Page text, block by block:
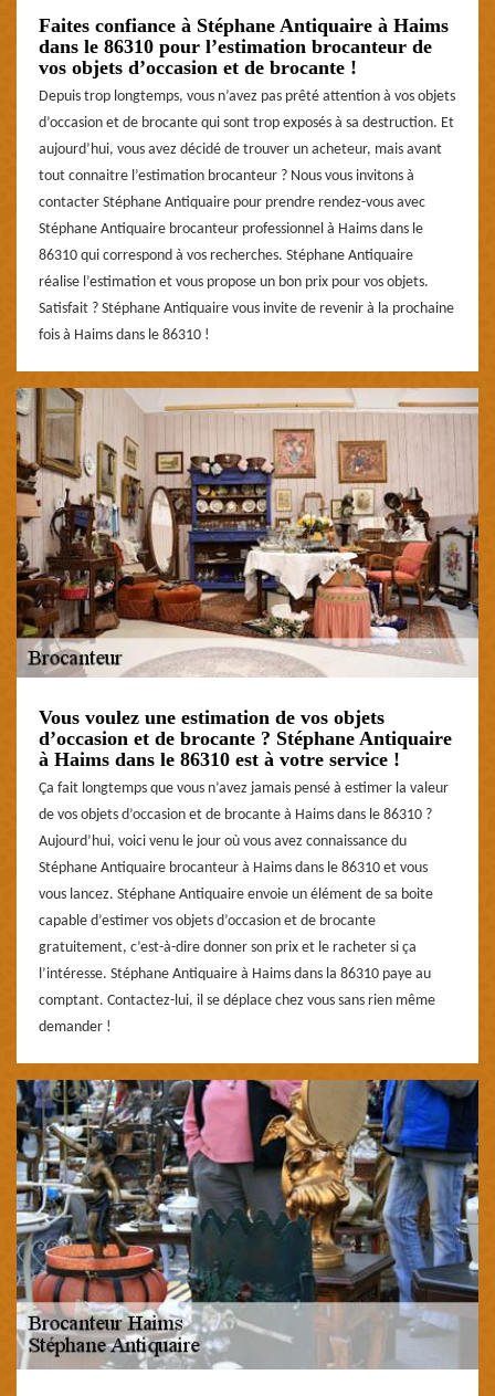
Faites confiance à Stéphane Antiquaire à Haims
dans le 86310 pour l’estimation brocanteur de
vos objets d’occasion et de brocante !
Depuis trop longtemps, vous n’avez pas prêté attention à vos objets
d’occasion et de brocante qui sont trop exposés à sa destruction. Et
aujourd’hui, vous avez décidé de trouver un acheteur, mais avant
tout connaitre l’estimation brocanteur ? Nous vous invitons à
contacter Stéphane Antiquaire pour prendre rendez-vous avec
Stéphane Antiquaire brocanteur professionnel à Haims dans le
86310 qui correspond à vos recherches. Stéphane Antiquaire
réalise l’estimation et vous propose un bon prix pour vos objets.
Satisfait ? Stéphane Antiquaire vous invite de revenir à la prochaine
fois à Haims dans le 86310 !
Vous voulez une estimation de vos objets
d’occasion et de brocante ? Stéphane Antiquaire
à Haims dans le 86310 est à votre service !
Ça fait longtemps que vous n’avez jamais pensé à estimer la valeur
de vos objets d’occasion et de brocante à Haims dans le 86310 ?
Aujourd’hui, voici venu le jour où vous avez connaissance du
Stéphane Antiquaire brocanteur à Haims dans le 86310 et vous
vous lancez. Stéphane Antiquaire envoie un élément de sa boite
capable d’estimer vos objets d’occasion et de brocante
gratuitement, c’est-à-dire donner son prix et le racheter si ça
l’intéresse. Stéphane Antiquaire à Haims dans la 86310 paye au
comptant. Contactez-lui, il se déplace chez vous sans rien même
demander !